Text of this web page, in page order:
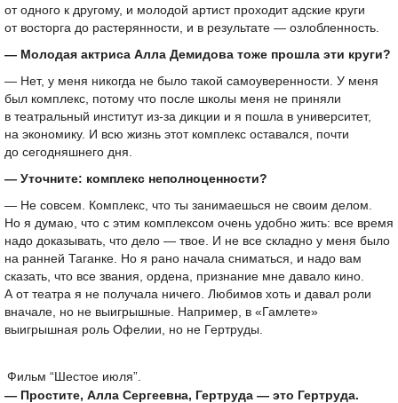
от одного к другому, и молодой артист проходит адские круги
от восторга до растерянности, и в результате — озлобленность.
— Молодая актриса Алла Демидова тоже прошла эти круги?
— Нет, у меня никогда не было такой самоуверенности. У меня
был комплекс, потому что после школы меня не приняли
в театральный институт из-за дикции и я пошла в университет,
на экономику. И всю жизнь этот комплекс оставался, почти
до сегодняшнего дня.
— Уточните: комплекс неполноценности?
— Не совсем. Комплекс, что ты занимаешься не своим делом.
Но я думаю, что с этим комплексом очень удобно жить: все время
надо доказывать, что дело — твое. И не все складно у меня было
на ранней Таганке. Но я рано начала сниматься, и надо вам
сказать, что все звания, ордена, признание мне давало кино.
А от театра я не получала ничего. Любимов хоть и давал роли
вначале, но не выигрышные. Например, в «Гамлете»
выигрышная роль Офелии, но не Гертруды.
Фильм “Шестое июля”.
— Простите, Алла Сергеевна, Гертруда — это Гертруда.